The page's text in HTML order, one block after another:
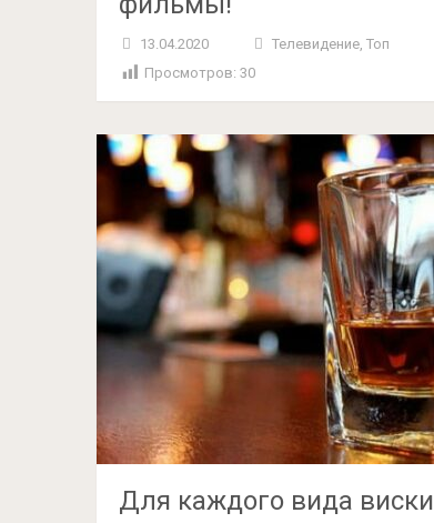
13.04.2020 Телевидение, Топ
Просмотров: 30
Для каждого вида виски